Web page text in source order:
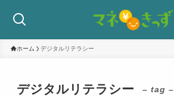
ホーム デジタルリテラシー
デジタルリテラシー – tag –